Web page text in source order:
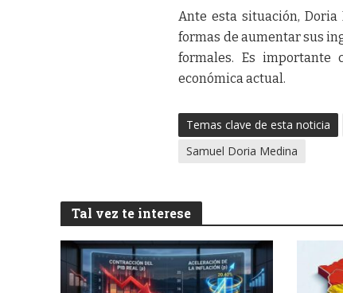
Ante esta situación,
formas de aumentar sus
formales. Es
económica actual.
Temas clave de esta noticia
Samuel Doria Medina
Tal vez te interese